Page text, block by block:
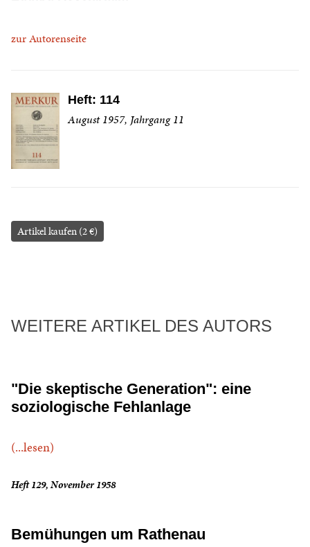
zur Autorenseite
Heft: 114
August 1957, Jahrgang 11
Artikel kaufen (2 €)
WEITERE ARTIKEL DES AUTORS
"Die skeptische Generation": eine
soziologische Fehlanlage
(...lesen)
Heft 129, November 1958
Bemühungen um Rathenau